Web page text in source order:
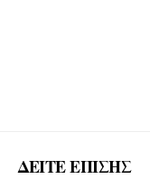
ΔΕΙΤΕ ΕΠΙΣΗΣ